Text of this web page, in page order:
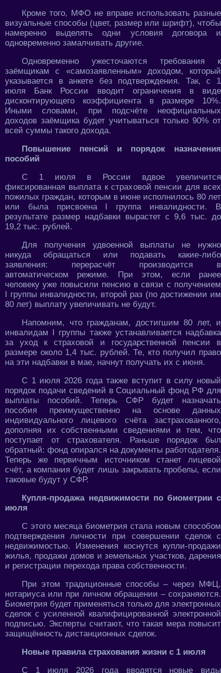
Кроме того, МФО не вправе использовать разные
визуальные способы (цвет, размер или шрифт), чтобы
намеренно выделять одни условия договора и
одновременно замалчивать другие.
Одновременно ужесточаются требования к
заёмщикам с «самозаявленным» доходом, который
указывается в анкете без подтверждения. Так, с 1
июля Банк России вводит ограничения в виде
дисконтирующего коэффициента в размере 10%.
Иными словами, при подсчёте неофициальных
доходов заёмщика будет учитываться только 90% от
всей суммы такого дохода.
Повышение пенсий и порядок назначения
пособий
С 1 июля в России вдвое увеличится
фиксированная выплата к страховой пенсии для всех
пожилых граждан, которым в июне исполнилось 80 лет
или была присвоена I группа инвалидности. В
результате размер надбавки вырастет с 9,6 тыс. до
19,2 тыс. рублей.
Для получения удвоенной выплаты не нужно
никуда обращаться или подавать какие-либо
заявления: перерасчёт производится в
автоматическом режиме. При этом, если ранее
человеку уже повысили пенсию в связи с получением
I группы инвалидности, второй раз (по достижении им
80 лет) выплату увеличивать не будут.
Напомним, что гражданам, достигшим 80 лет, и
инвалидам I группы также устанавливается надбавка
за уход к страховой и государственной пенсии в
размере около 1,4 тыс. рублей. Те, кто получил право
на эти надбавки в мае, начнут получать их с июня.
С 1 июля 2026 года также вступит в силу новый
порядок подачи сведений в Социальный фонд РФ для
выплаты пособий. Теперь СФР будет назначать
пособия преимущественно на основе данных
индивидуального лицевого счёта застрахованного,
дополняя их собственными сведениями и тем, что
поступает от страхователя. Раньше порядок был
обратный: фонд опирался на документы работодателя.
Теперь же первичным источником станет лицевой
счёт, а компания будет лишь закрывать пробелы, если
таковые будут у СФР.
Купля-продажа недвижимости по биометрии с
июля
С этого месяца биометрия стала новым способом
подтверждения личности при совершении сделок с
недвижимостью. Изменения коснутся купли-продажи
жилья, продажи домов и земельных участков, дарения
и регистрации перехода права собственности.
При этом традиционные способы – через МФЦ,
нотариуса или при личном обращении – сохраняются.
Биометрия будет применяться только для электронных
сделок с усиленной квалифицированной электронной
подписью. Эксперты считают, что такая мера повысит
защищённость дистанционных сделок.
Новые правила страхования жизни с 1 июля
С 1 июля 2026 года вводятся новые виды